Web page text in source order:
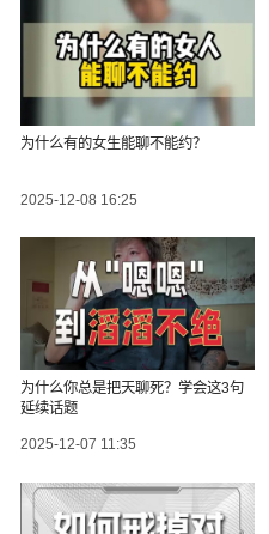
为什么有的女生能聊不能约？
2025-12-08 16:25
为什么你总是把天聊死？学会这3句
延续话题
2025-12-07 11:35